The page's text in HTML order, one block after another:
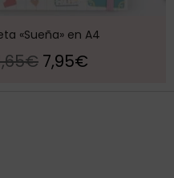
«Sueña» en A4
€ 7,95€